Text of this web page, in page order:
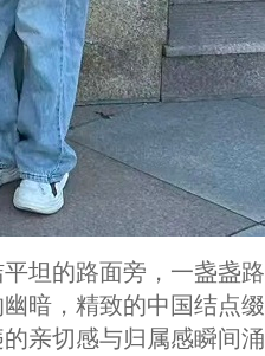
坦的路面旁，一盏盏路
暗，精致的中国结点缀
亲切感与归属感瞬间涌